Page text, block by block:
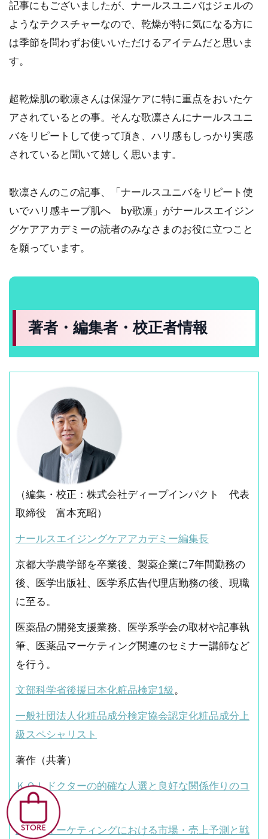
記事にもございましたが、ナールスユニバはジェルの
ようなテクスチャーなので、乾燥が特に気になる方に
は季節を問わずお使いいただけるアイテムだと思いま
す。
超乾燥肌の歌凛さんは保湿ケアに特に重点をおいたケ
アされているとの事。そんな歌凛さんにナールスユニ
バをリピートして使って頂き、ハリ感もしっかり実感
されていると聞いて嬉しく思います。
歌凛さんのこの記事、「ナールスユニバをリピート使
いでハリ感キープ肌へ by歌凛」がナールスエイジン
グケアアカデミーの読者のみなさまのお役に立つこと
を願っています。
著者・編集者・校正者情報
（編集・校正：株式会社ディープインパクト 代表
取締役 富本充昭）
ナールスエイジングケアアカデミー編集長
京都大学農学部を卒業後、製薬企業に7年間勤務の
後、医学出版社、医学系広告代理店勤務の後、現職
に至る。
医薬品の開発支援業務、医学系学会の取材や記事執
筆、医薬品マーケティング関連のセミナー講師など
を行う。
文部科学省後援日本化粧品検定1級 。
一般社団法人化粧品成分検定協会認定化粧品成分上
級スペシャリスト
著作（共著）
ＫＯＬドクターの的確な人選と良好な関係作りのコ
ツ
医薬品マーケティングにおける市場・売上予測と戦